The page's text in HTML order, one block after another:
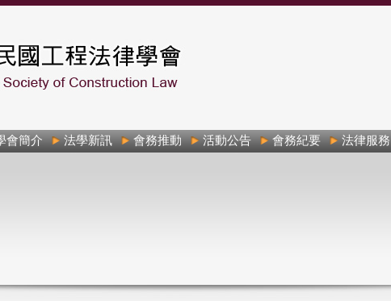
會簡介 法學新訊 會務推動 活動公告 會務紀要 法律服務